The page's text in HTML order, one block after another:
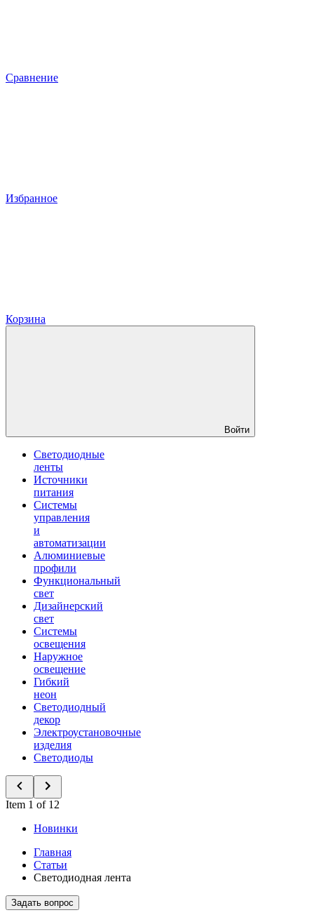
Сравнение
Избранное
Корзина
Войти
Светодиодные
ленты
Источники
питания
Системы
управления
и
автоматизации
Алюминиевые
профили
Функциональный
свет
Дизайнерский
свет
Системы
освещения
Наружное
освещение
Гибкий
неон
Светодиодный
декор
Электроустановочные
изделия
Светодиоды
Item 1 of 12
Новинки
Главная
Статьи
Светодиодная лента
Задать вопрос